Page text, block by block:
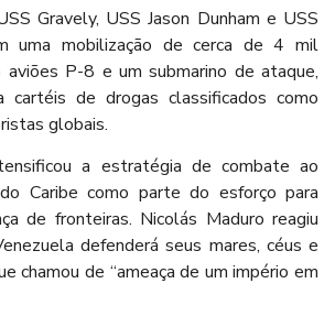
Gravely, USS Jason Dunham e USS
uma mobilização de cerca de 4 mil
aviões P-8 e um submarino de ataque,
cartéis de drogas classificados como
globais.
a estratégia de combate ao
Caribe como parte do esforço para
de fronteiras. Nicolás Maduro reagiu
defenderá seus mares, céus e
chamou de “ameaça de um império em